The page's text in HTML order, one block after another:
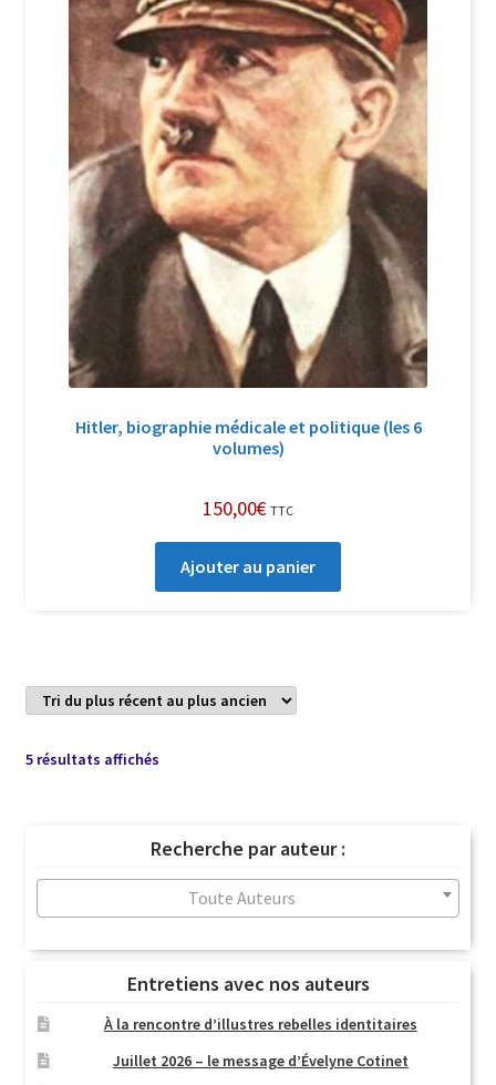
Hitler, biographie médicale et politique (les 6
volumes)
150,00€ TTC
Ajouter au panier
5 résultats affichésTrié
au
plus
ancien
Recherche par auteur :
Toute Auteurs
Entretiens avec nos auteurs
À la rencontre d’illustres rebelles identitaires
Juillet 2026 – le message d’Évelyne Cotinet